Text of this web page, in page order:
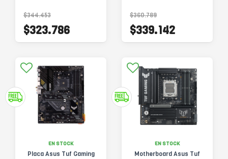
$344.453
$323.786
$360.789
$339.142
EN STOCK
Placa Asus Tuf Gaming
EN STOCK
Motherboard Asus Tuf